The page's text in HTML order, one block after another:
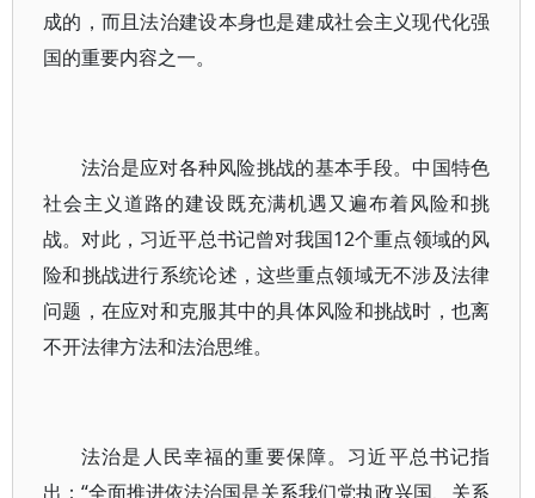
成的，而且法治建设本身也是建成社会主义现代化强
国的重要内容之一。
法治是应对各种风险挑战的基本手段。中国特色
社会主义道路的建设既充满机遇又遍布着风险和挑
战。对此，习近平总书记曾对我国12个重点领域的风
险和挑战进行系统论述，这些重点领域无不涉及法律
问题，在应对和克服其中的具体风险和挑战时，也离
不开法律方法和法治思维。
法治是人民幸福的重要保障。习近平总书记指
出：“全面推进依法治国是关系我们党执政兴国、关系